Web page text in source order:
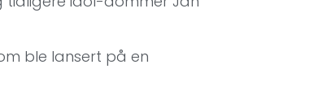
ble lansert på en